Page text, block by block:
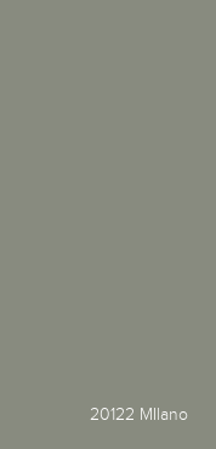
20122 MIlano